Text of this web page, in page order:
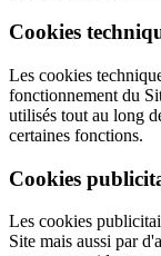
Cookies
Les cookies
fonctionnement du
utilisés tout au long
certaines fonctions.
Cookies
Les cookies
Site mais aussi par